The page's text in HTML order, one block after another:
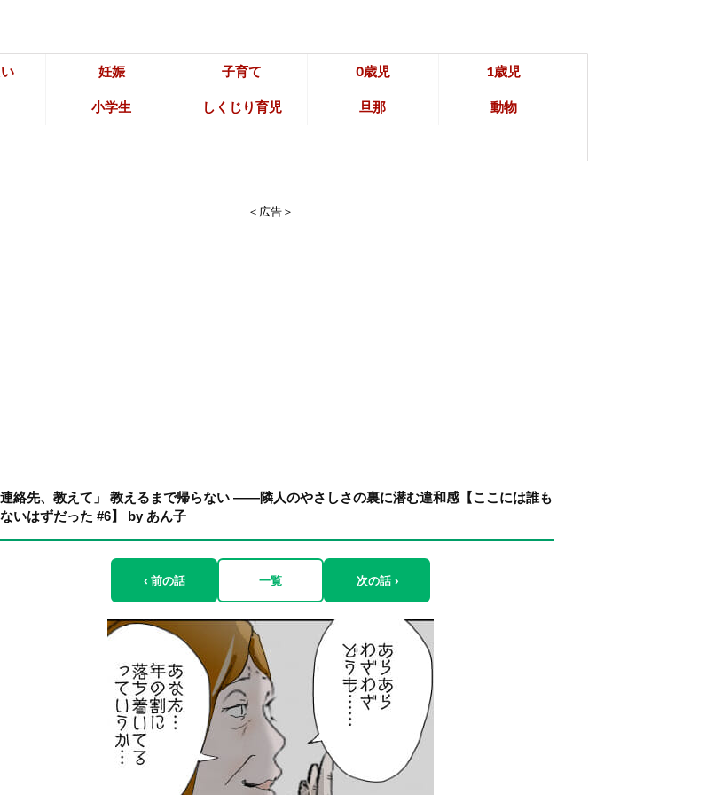
妊娠 子育て 0歳児 1歳児
小学生 しくじり育児 旦那 動物
＜広告＞
連絡先、教えて」 教えるまで帰らない ――隣人のやさしさの裏に潜む違和感【ここには誰も
いはずだった #6】 by あん子
‹ 前の話 一覧 次の話 ›